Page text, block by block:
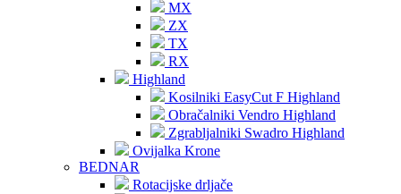
MX
ZX
TX
RX
Highland
Kosilniki EasyCut F Highland
Obračalniki Vendro Highland
Zgrabljalniki Swadro Highland
Ovijalka Krone
BEDNAR
Rotacijske drljače